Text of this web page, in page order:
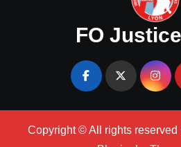
FO
Copyright © All rights reserved